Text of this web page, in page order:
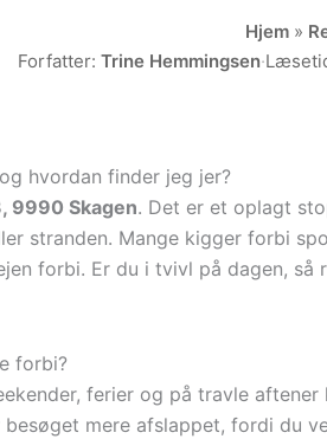
Hjem »
Forfatter: Trine Hemmingsen·
hvordan finder jeg jer?
9990 Skagen. Det er et oplagt
stranden. Mange kigger forbi
forbi. Er du i tvivl på dagen, så
forbi?
ferier og på travle aftener
mere afslappet, fordi du